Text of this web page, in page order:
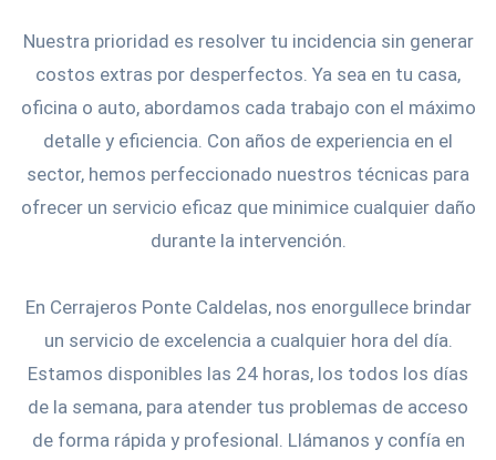
Nuestra prioridad es resolver tu incidencia sin generar
costos extras por desperfectos. Ya sea en tu casa,
oficina o auto, abordamos cada trabajo con el máximo
detalle y eficiencia. Con años de experiencia en el
sector, hemos perfeccionado nuestros técnicas para
ofrecer un servicio eficaz que minimice cualquier daño
durante la intervención.
En Cerrajeros Ponte Caldelas, nos enorgullece brindar
un servicio de excelencia a cualquier hora del día.
Estamos disponibles las 24 horas, los todos los días
de la semana, para atender tus problemas de acceso
de forma rápida y profesional. Llámanos y confía en